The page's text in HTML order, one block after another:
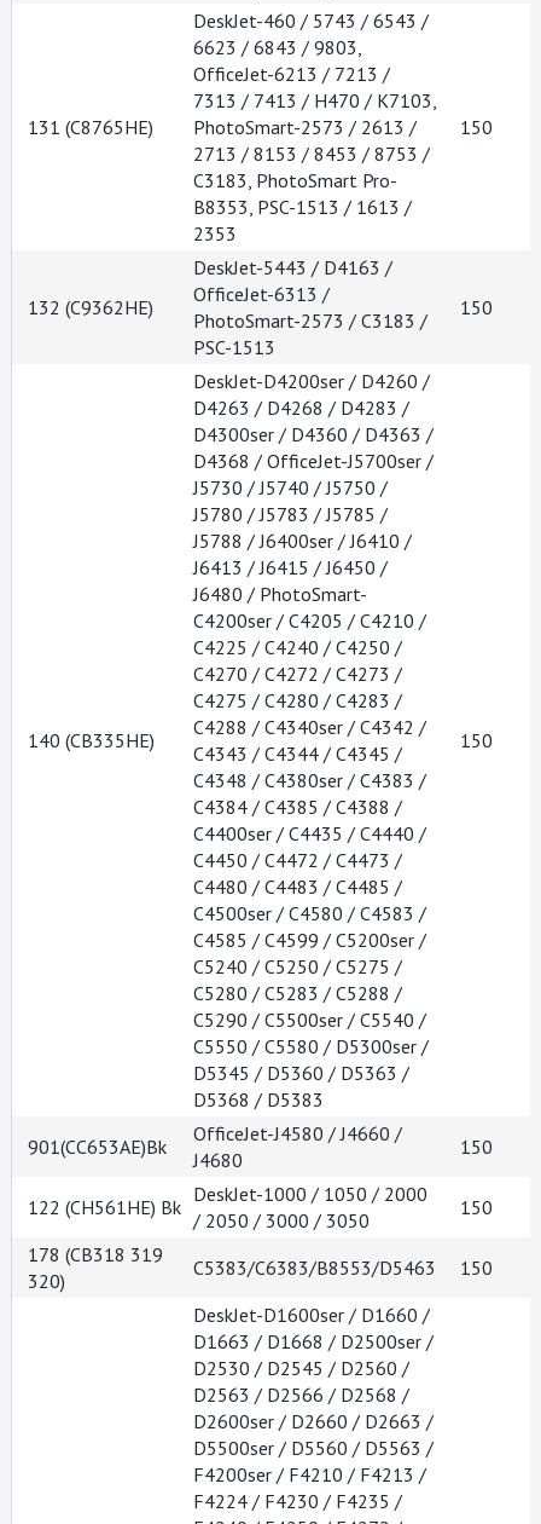
131 (C8765HE)
DeskJet-460 / 5743 / 6543 /
6623 / 6843 / 9803,
OfficeJet-6213 / 7213 /
7313 / 7413 / H470 / K7103,
PhotoSmart-2573 / 2613 /
2713 / 8153 / 8453 / 8753 /
C3183, PhotoSmart Pro-
B8353, PSC-1513 / 1613 /
2353
150
132 (C9362HE)
DeskJet-5443 / D4163 /
OfficeJet-6313 /
PhotoSmart-2573 / C3183 /
PSC-1513
150
140 (CB335HE)
DeskJet-D4200ser / D4260 /
D4263 / D4268 / D4283 /
D4300ser / D4360 / D4363 /
D4368 / OfficeJet-J5700ser /
J5730 / J5740 / J5750 /
J5780 / J5783 / J5785 /
J5788 / J6400ser / J6410 /
J6413 / J6415 / J6450 /
J6480 / PhotoSmart-
C4200ser / C4205 / C4210 /
C4225 / C4240 / C4250 /
C4270 / C4272 / C4273 /
C4275 / C4280 / C4283 /
C4288 / C4340ser / C4342 /
C4343 / C4344 / C4345 /
C4348 / C4380ser / C4383 /
C4384 / C4385 / C4388 /
C4400ser / C4435 / C4440 /
C4450 / C4472 / C4473 /
C4480 / C4483 / C4485 /
C4500ser / C4580 / C4583 /
C4585 / C4599 / C5200ser /
C5240 / C5250 / C5275 /
C5280 / C5283 / C5288 /
C5290 / C5500ser / C5540 /
C5550 / C5580 / D5300ser /
D5345 / D5360 / D5363 /
D5368 / D5383
150
901(CC653AE)Bk
OfficeJet-J4580 / J4660 /
J4680
150
122 (CH561HE) Bk
DeskJet-1000 / 1050 / 2000
/ 2050 / 3000 / 3050
150
178 (CB318 319
320)
C5383/C6383/B8553/D5463
150
DeskJet-D1600ser / D1660 /
D1663 / D1668 / D2500ser /
D2530 / D2545 / D2560 /
D2563 / D2566 / D2568 /
D2600ser / D2660 / D2663 /
D5500ser / D5560 / D5563 /
F4200ser / F4210 / F4213 /
F4224 / F4230 / F4235 /